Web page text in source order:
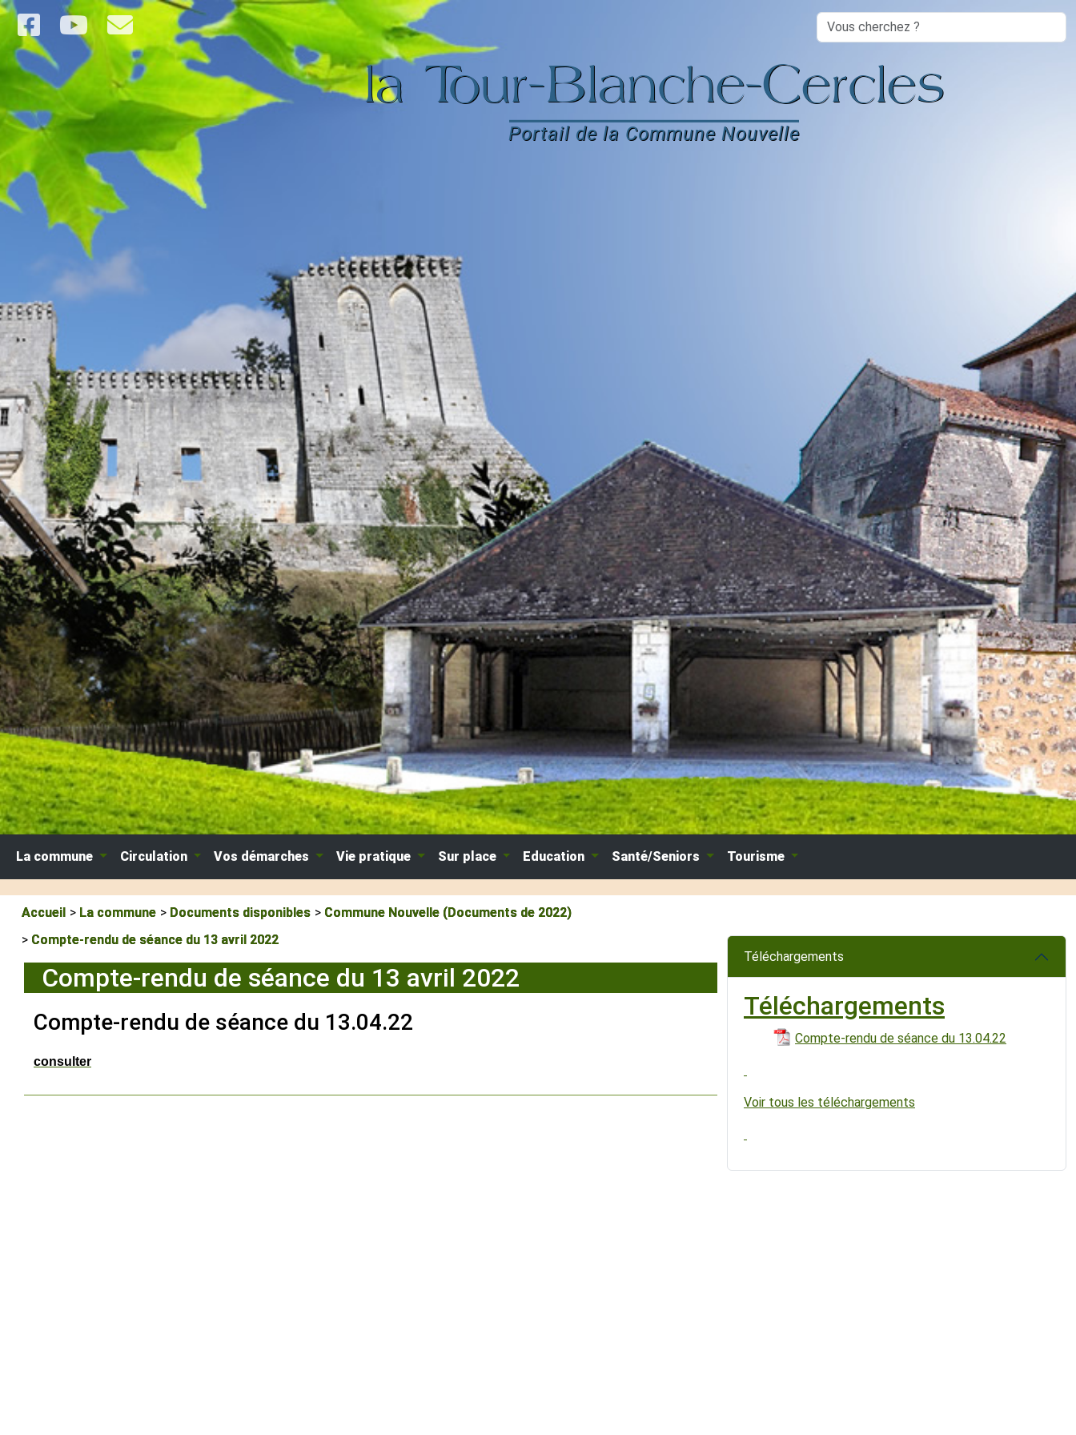
Search
la Tour-Blanche-Cercles
Portail de la Commune Nouvelle
La commune Circulation Vos démarches Vie pratique Sur place Education Santé/Seniors Tourisme
Accueil La commune Documents disponibles
Commune Nouvelle (Documents de 2022)
Compte-rendu de séance du 13 avril 2022
Compte-rendu de séance du 13 avril 2022
Compte-rendu de séance du 13.04.22
consulter
Téléchargements
Téléchargements
Compte-rendu de séance du 13.04.22
Voir tous les téléchargements